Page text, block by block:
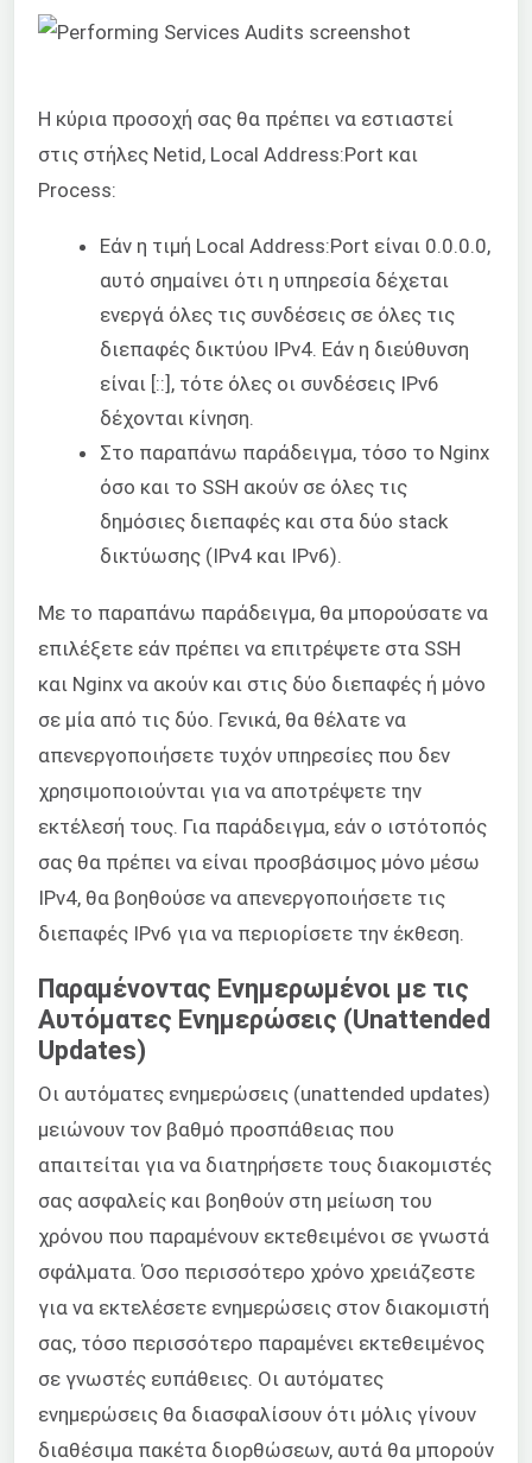
Η κύρια προσοχή σας θα πρέπει να εστιαστεί
στις στήλες Netid, Local Address:Port και
Process:
Εάν η τιμή Local Address:Port είναι 0.0.0.0,
αυτό σημαίνει ότι η υπηρεσία δέχεται
ενεργά όλες τις συνδέσεις σε όλες τις
διεπαφές δικτύου IPv4. Εάν η διεύθυνση
είναι [::], τότε όλες οι συνδέσεις IPv6
δέχονται κίνηση.
Στο παραπάνω παράδειγμα, τόσο το Nginx
όσο και το SSH ακούν σε όλες τις
δημόσιες διεπαφές και στα δύο stack
δικτύωσης (IPv4 και IPv6).
Με το παραπάνω παράδειγμα, θα μπορούσατε να
επιλέξετε εάν πρέπει να επιτρέψετε στα SSH
και Nginx να ακούν και στις δύο διεπαφές ή μόνο
σε μία από τις δύο. Γενικά, θα θέλατε να
απενεργοποιήσετε τυχόν υπηρεσίες που δεν
χρησιμοποιούνται για να αποτρέψετε την
εκτέλεσή τους. Για παράδειγμα, εάν ο ιστότοπός
σας θα πρέπει να είναι προσβάσιμος μόνο μέσω
IPv4, θα βοηθούσε να απενεργοποιήσετε τις
διεπαφές IPv6 για να περιορίσετε την έκθεση.
Παραμένοντας Ενημερωμένοι με τις
Αυτόματες Ενημερώσεις (Unattended
Updates)
Οι αυτόματες ενημερώσεις (unattended updates)
μειώνουν τον βαθμό προσπάθειας που
απαιτείται για να διατηρήσετε τους διακομιστές
σας ασφαλείς και βοηθούν στη μείωση του
χρόνου που παραμένουν εκτεθειμένοι σε γνωστά
σφάλματα. Όσο περισσότερο χρόνο χρειάζεστε
για να εκτελέσετε ενημερώσεις στον διακομιστή
σας, τόσο περισσότερο παραμένει εκτεθειμένος
σε γνωστές ευπάθειες. Οι αυτόματες
ενημερώσεις θα διασφαλίσουν ότι μόλις γίνουν
διαθέσιμα πακέτα διορθώσεων, αυτά θα μπορούν